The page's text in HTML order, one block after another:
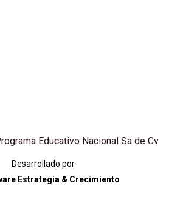
Educativo Nacional Sa de Cv
Desarrollado por
Estrategia & Crecimiento